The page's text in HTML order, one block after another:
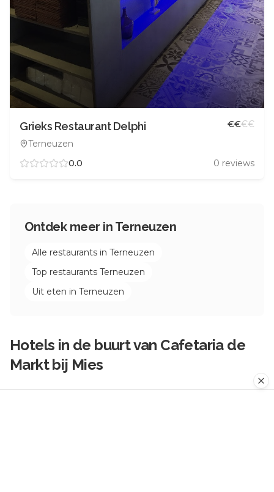
Grieks Restaurant Delphi
Terneuzen
€€€€
0.0 0 reviews
Ontdek meer in Terneuzen
Alle restaurants in Terneuzen
Top restaurants Terneuzen
Uit eten in Terneuzen
Hotels in de buurt van Cafetaria de
Markt bij Mies